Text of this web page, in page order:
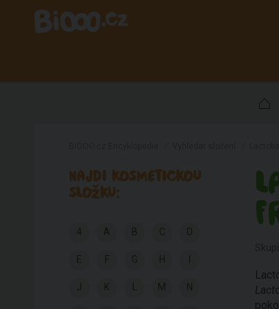
NAJDI KOSMETICKOU
SLOŽKU:
4 A B C D
E F G H
J K M N